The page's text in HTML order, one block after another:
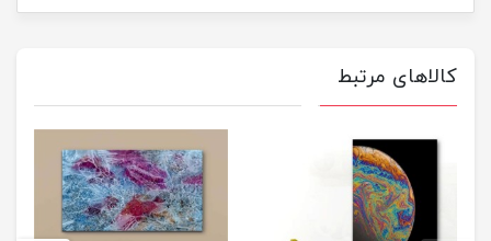
کالاهای مرتبط